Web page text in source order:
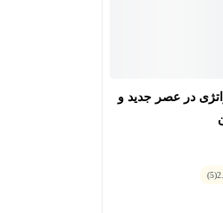
بوده و نقش کلیدی در مدیریت
سازمان‌ها ایفا کرده
در عصر جدید و
(5)